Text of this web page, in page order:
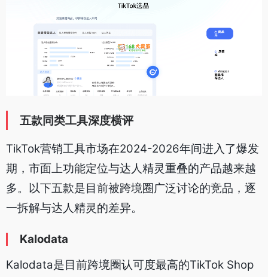
五款同类工具深度横评
TikTok营销工具市场在2024-2026年间进入了爆发
期，市面上功能定位与达人精灵重叠的产品越来越
多。以下五款是目前被跨境圈广泛讨论的竞品，逐
一拆解与达人精灵的差异。
Kalodata
Kalodata是目前跨境圈认可度最高的TikTok Shop